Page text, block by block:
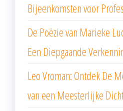
Bijeenkomsten voor
De Poëzie van Marieke
Een Diepgaande
Leo Vroman: Ontdek De
van een Meesterlijke